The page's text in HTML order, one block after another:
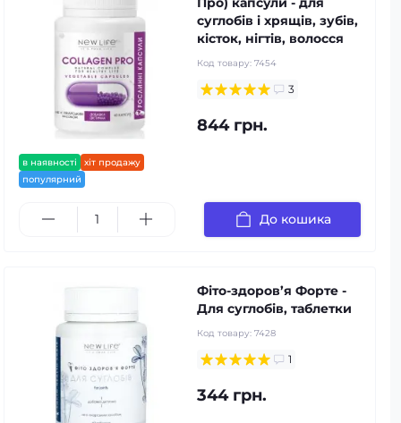
в наявності
хіт продажу
популярний
суглобів і хрящів, зубів,
кісток, нігтів, волосся
Код товару: 7454
3
844 грн.
До кошика
Фіто-здоров’я Форте -
Для суглобів, таблетки
Код товару: 7428
1
344 грн.